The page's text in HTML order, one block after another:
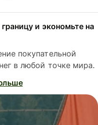
и экономьте на
покупательной
в любой точке мира.